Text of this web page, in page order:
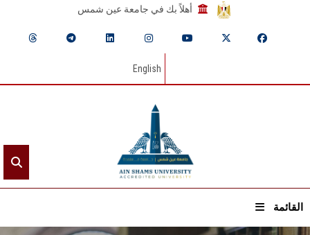
أهلاً بك في جامعة عين شمس
English
القائمة